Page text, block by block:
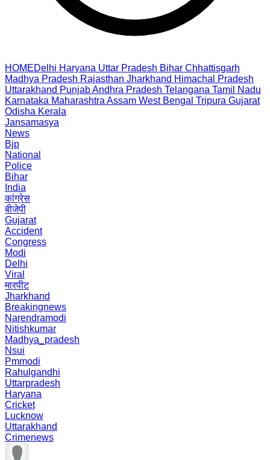
HOMEDelhi Haryana Uttar Pradesh Bihar Chhattisgarh
Madhya Pradesh Rajasthan Jharkhand Himachal Pradesh
Uttarakhand PunjabAndhra Pradesh Telangana Tamil Nadu
Karnataka Maharashtra Assam West Bengal Tripura Gujarat
Odisha Kerala
Jansamasya
News
Bjp
National
Police
Bihar
India
कांग्रेस
बीजेपी
Gujarat
Accident
Congress
Modi
Delhi
Viral
मारपीट
Jharkhand
Breakingnews
Narendramodi
Nitishkumar
Madhya_pradesh
Nsui
Pmmodi
Rahulgandhi
Uttarpradesh
Haryana
Cricket
Lucknow
Uttarakhand
Crimenews